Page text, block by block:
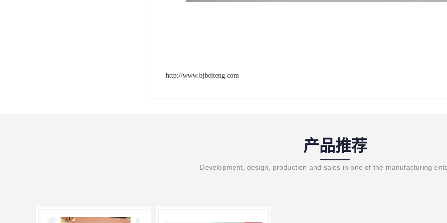
http://www.bjbeiteng.com
产品推荐
Development, design, production and sales in one of the manufacturing